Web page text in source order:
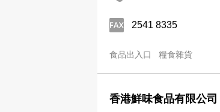
2541 8335
食品出入口 糧食雜貨
香港鮮味食品有限公司